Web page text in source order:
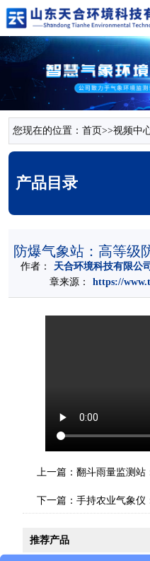
您现在的位置： 首页>>视频中
产品目录
防爆气象站：高等级
作者： 天合环境科技有限公司
章来源：
https://
上一篇： 翻斗雨量监测站：通
下一篇： 手持农业气象仪
推荐产品